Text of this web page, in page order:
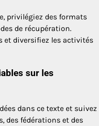
privilégiez des formats
de récupération.
et diversifiez les activités
sur les
dans ce texte et suivez
des fédérations et des